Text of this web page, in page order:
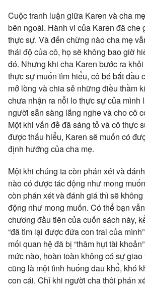
Cuộc tranh luận giữa Karen và cha
bên ngoài. Hành vi của Karen đã che
thực sự. Và đến chừng nào cha mẹ
thái độ của cô, họ sẽ không bao giờ
đó. Nhưng khi cha Karen bước ra
thực sự muốn tìm hiểu, cô bé bắt đầu
mở lòng và chia sẻ những điều thầm
chưa nhận ra nỗi lo thực sự của mình
người sẵn sàng lắng nghe và cho cô
Một khi vấn đề đã sáng tỏ và cô thực
được thấu hiểu, Karen sẽ muốn có
định hướng của cha mẹ.
Một khi chúng ta còn phán xét và
nào có được tác động như mong
còn phán xét và đánh giá thì sẽ
động như mong muốn. Có thể bạn
chương đầu tiên của cuốn sách này,
“đã tìm lại được đứa con trai của
mối quan hệ đã bị “thâm hụt tài
mức nào, hoàn toàn không có sự
cũng là một tình huống đau khổ, khó
con cái. Chỉ khi người cha thôi phán